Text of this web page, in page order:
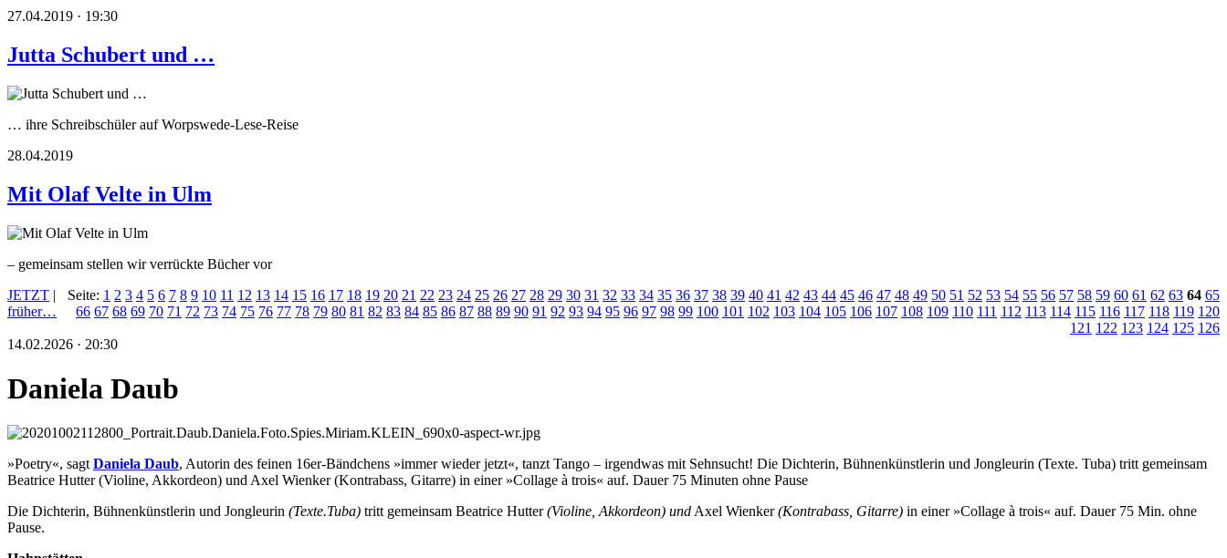
27.04.2019 · 19:30
Jutta Schubert und …
… ihre Schreibschüler auf Worpswede-Lese-Reise
28.04.2019
Mit Olaf Velte in Ulm
– gemeinsam stellen wir verrückte Bücher vor
JETZT |
früher…
Seite: 1 2 3 4 5 6 7 8 9 10 11 12 13 14 15 16 17 18 19 20 21 22 23 24 25 26 27 28 29 30 31 32 33 34 35 36 37 38 39 40 41 42 43 44 45 46 47 48 49 50 51 52 53 54 55 56 57 58 59 60 61 62 63 64 65
66 67 68 69 70 71 72 73 74 75 76 77 78 79 80 81 82 83 84 85 86 87 88 89 90 91 92 93 94 95 96 97 98 99 100 101 102 103 104 105 106 107 108 109 110 111 112 113 114 115 116 117 118 119 120
121 122 123 124 125 126
14.02.2026 · 20:30
Daniela Daub
»Poetry«, sagtDaniela Daub, Autorin des feinen 16er-Bändchens »immer wieder jetzt«, tanzt Tango – irgendwas mit Sehnsucht! Die Dichterin, Bühnenkünstlerin und Jongleurin (Texte. Tuba) tritt gemeinsam
Beatrice Hutter (Violine, Akkordeon) und Axel Wienker (Kontrabass, Gitarre) in einer »Collage à trois« auf. Dauer 75 Minuten ohne Pause
Die Dichterin, Bühnenkünstlerin und Jongleurin (Texte.Tuba) tritt gemeinsam Beatrice Hutter(Violine, Akkordeon) undAxel Wienker(Kontrabass, Gitarre) in einer »Collage à trois« auf. Dauer 75 Min. ohne
Pause.